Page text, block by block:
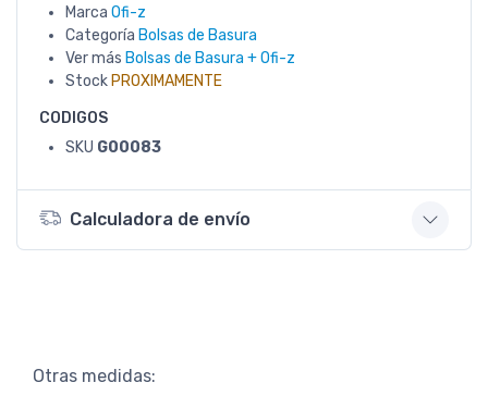
Marca Ofi-z
Categoría Bolsas de Basura
Ver más Bolsas de Basura + Ofi-z
Stock PROXIMAMENTE
CODIGOS
SKU G00083
Calculadora de envío
Otras medidas: